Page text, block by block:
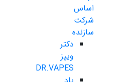
اساس
شرکت
سازنده
دکتر
ویپز
DR.VAPES